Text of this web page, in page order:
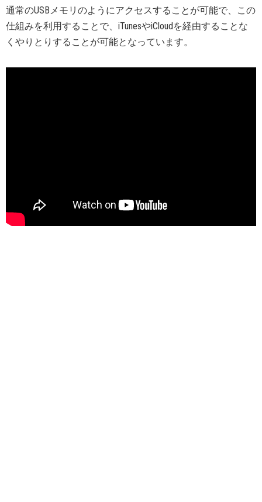
通常のUSBメモリのようにアクセスすることが可能で、この
仕組みを利用することで、iTunesやiCloudを経由することな
くやりとりすることが可能となっています。